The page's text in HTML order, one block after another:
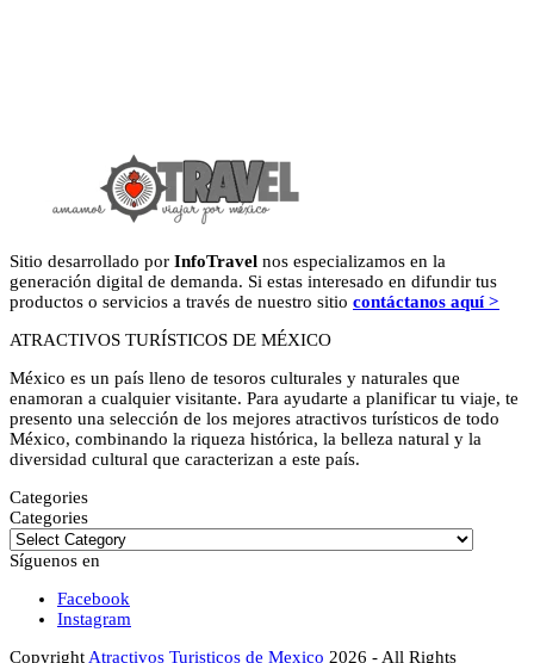
Sitio desarrollado por InfoTravel nos especializamos en la
generación digital de demanda. Si estas interesado en difundir tus
productos o servicios a través de nuestro sitio contáctanos aquí >
ATRACTIVOS TURÍSTICOS DE MÉXICO
México es un país lleno de tesoros culturales y naturales que
enamoran a cualquier visitante. Para ayudarte a planificar tu viaje, te
presento una selección de los mejores atractivos turísticos de todo
México, combinando la riqueza histórica, la belleza natural y la
diversidad cultural que caracterizan a este país.
Categories
Categories
Síguenos en
Facebook
Instagram
Copyright Atractivos Turisticos de Mexico 2026 - All Rights